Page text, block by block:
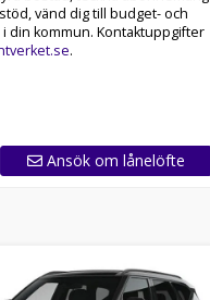
vänd dig till budget- och
din kommun. Kontaktuppgifter
.
Ansök om lånelöfte